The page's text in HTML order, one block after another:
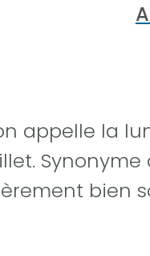
appelle la
bien